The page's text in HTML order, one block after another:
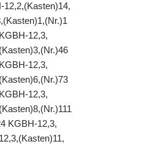
12,2,(Kasten)14,
12,3,
12,3,
12,3,
KGBH-12,3,